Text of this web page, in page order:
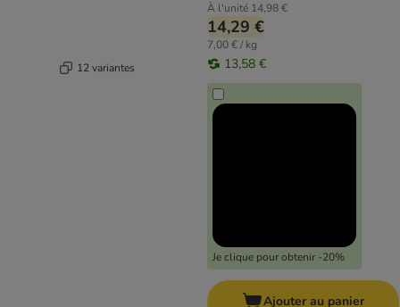
12 variantes
À l'unité 14,98 €
14,29 €
7,00 € / kg
13,58 €
Je clique pour obtenir -20%
Ajouter au panier